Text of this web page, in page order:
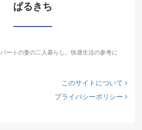
ぱるきち
ートの妻の二人暮らし。快適生活の参考に
このサイトについて
プライバシーポリシー